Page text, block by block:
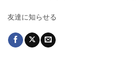
友達に知らせる